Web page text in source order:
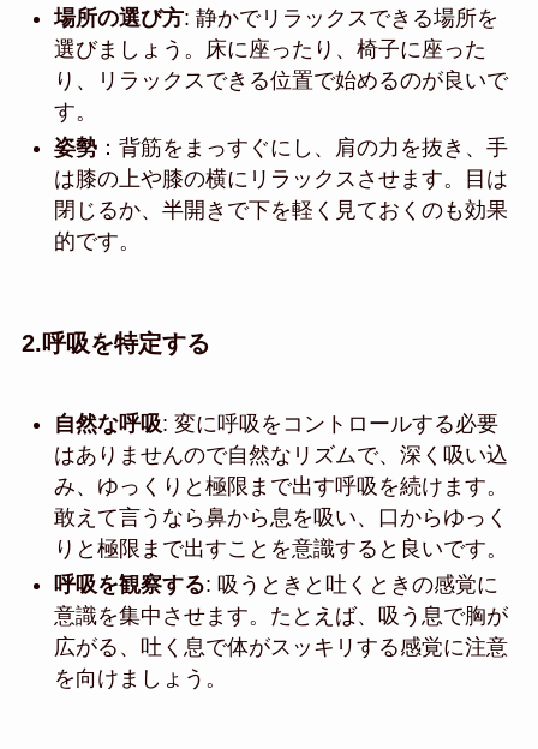
場所の選び方: 静かでリラックスできる場所を
選びましょう。床に座ったり、椅子に座った
り、リラックスできる位置で始めるのが良いで
す。
姿勢：背筋をまっすぐにし、肩の力を抜き、手
は膝の上や膝の横にリラックスさせます。目は
閉じるか、半開きで下を軽く見ておくのも効果
的です。
2.呼吸を特定する
自然な呼吸: 変に呼吸をコントロールする必要
はありませんので自然なリズムで、深く吸い込
み、ゆっくりと極限まで出す呼吸を続けます。
敢えて言うなら鼻から息を吸い、口からゆっく
りと極限まで出すことを意識すると良いです。
呼吸を観察する: 吸うときと吐くときの感覚に
意識を集中させます。たとえば、吸う息で胸が
広がる、吐く息で体がスッキリする感覚に注意
を向けましょう。